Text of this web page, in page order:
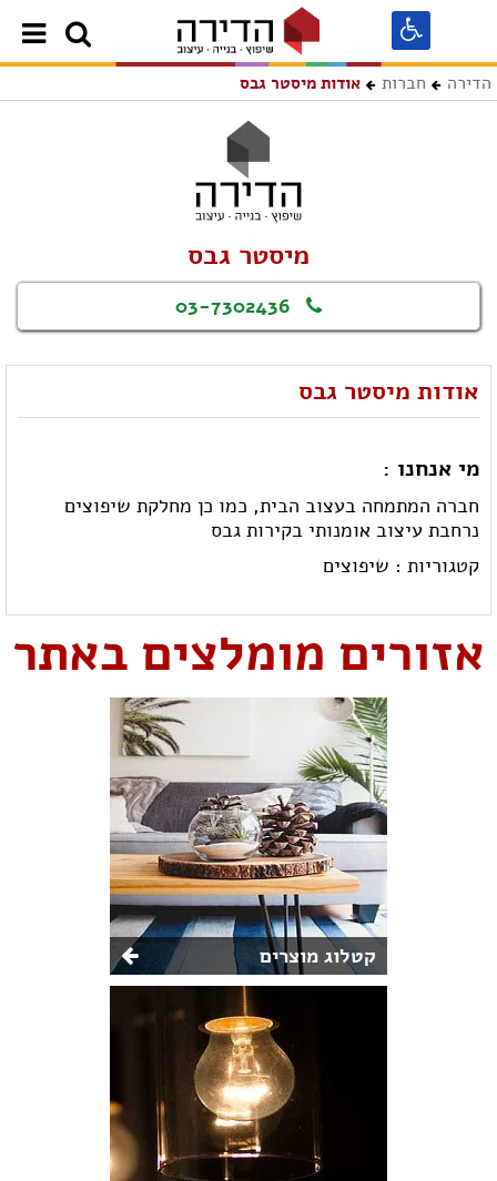
הדירה חברות אודות מיסטר גבס
מיסטר גבס
03-7302436
אודות מיסטר גבס
מי אנחנו :
חברה המתמחה בעצוב הבית, כמו כן מחלקת שיפוצים
נרחבת עיצוב אומנותי בקירות גבס
קטגוריות : שיפוצים
אזורים מומלצים באתר
קטלוג מוצרים